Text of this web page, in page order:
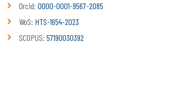
Orcid: 0000-0001-9567-2085
WoS: HTS-1654-2023
SCOPUS: 57190030392